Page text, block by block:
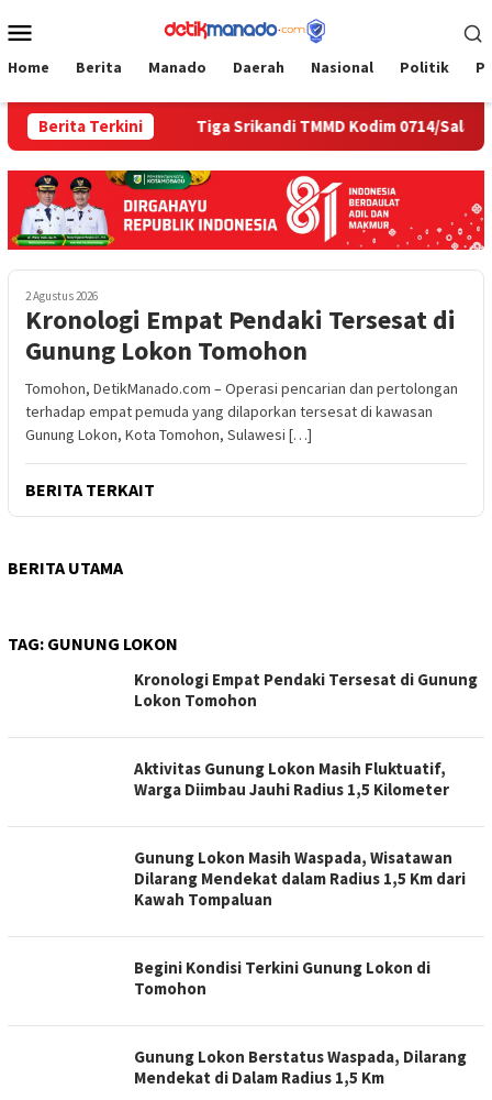
ke
Mobile
Home Berita Manado Daerah Nasional Politik
Berita Terkini
Area SAE Tiga Srikandi TMMD Kodim 0714/Salatiga
2 Agustus 2026
Kronologi Empat Pendaki Tersesat di
Gunung Lokon Tomohon
Tomohon, DetikManado.com – Operasi pencarian dan pertolongan
terhadap empat pemuda yang dilaporkan tersesat di kawasan
Gunung Lokon, Kota Tomohon, Sulawesi […]
BERITA TERKAIT
BERITA UTAMA
TAG: GUNUNG LOKON
Kronologi Empat Pendaki Tersesat di Gunung
Lokon Tomohon
Aktivitas Gunung Lokon Masih Fluktuatif,
Warga Diimbau Jauhi Radius 1,5 Kilometer
Gunung Lokon Masih Waspada, Wisatawan
Dilarang Mendekat dalam Radius 1,5 Km dari
Kawah Tompaluan
Begini Kondisi Terkini Gunung Lokon di
Tomohon
Gunung Lokon Berstatus Waspada, Dilarang
Mendekat di Dalam Radius 1,5 Km